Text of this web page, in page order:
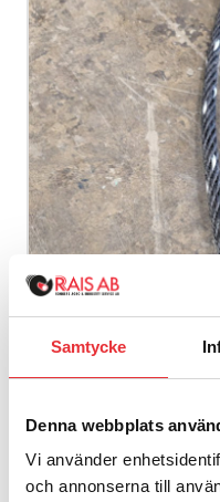
Samtycke
Denna webbplats
Vi använder
och annonserna till